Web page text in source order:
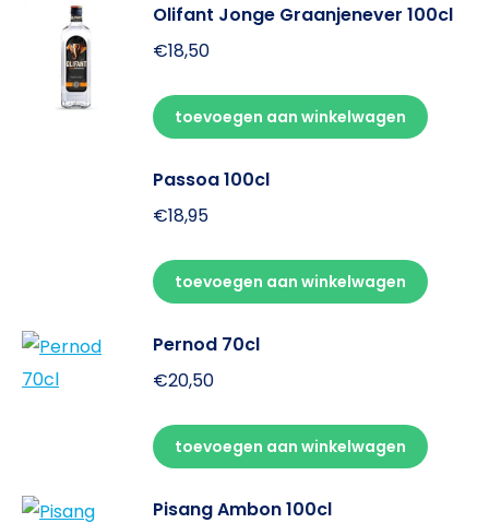
Olifant Jonge Graanjenever 100cl
€18,50
toevoegen aan winkelwagen
Passoa 100cl
€18,95
toevoegen aan winkelwagen
Pernod 70cl
€20,50
toevoegen aan winkelwagen
Pisang Ambon 100cl